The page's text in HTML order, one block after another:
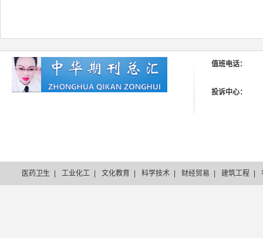
值班电话：
投诉中心：
医药卫生 工业化工 文化教育 科学技术 财经贸易 建筑工程